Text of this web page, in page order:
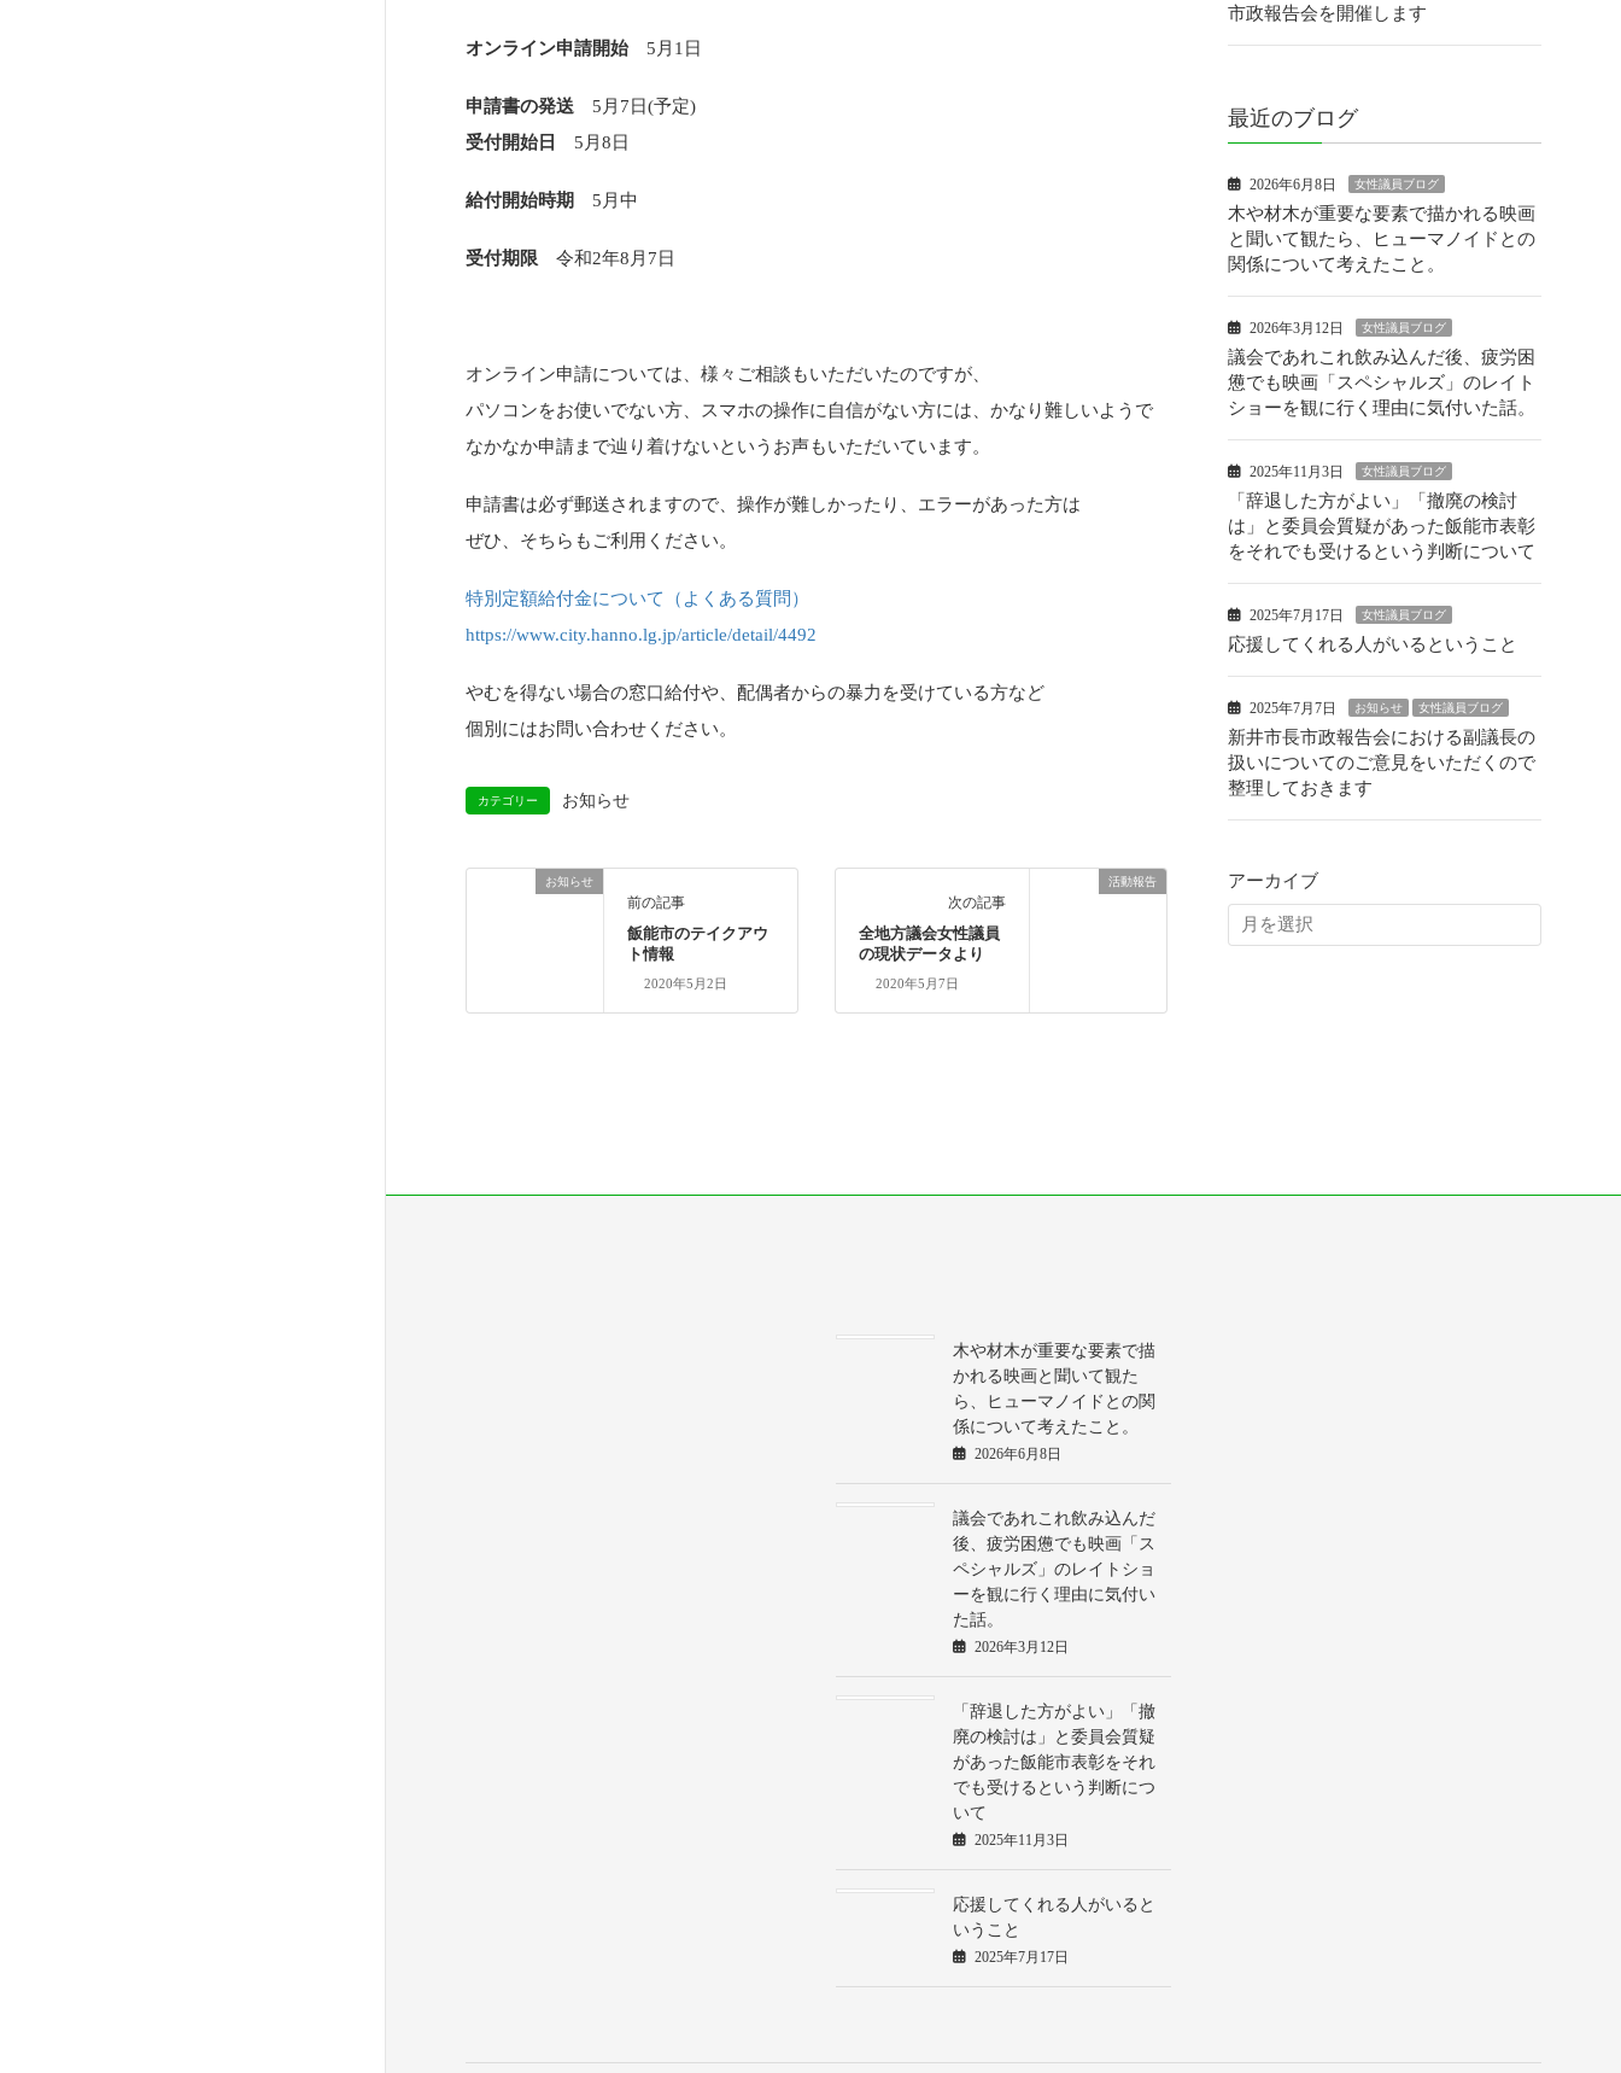
オンライン申請開始 5月1日
申請書の発送 5月7日(予定)
受付開始日
5月8日
給付開始時期 5月中
受付期限 令和2年8月7日
オンライン申請については、様々ご相談もいただいたのですが、
パソコンをお使いでない方、スマホの操作に自信がない方には、かなり難しいようで
なかなか申請まで辿り着けないというお声もいただいています。
申請書は必ず郵送されますので、操作が難しかったり、エラーがあった方は
ぜひ、そちらもご利用ください。
特別定額給付金について（よくある質問）
https://www.city.hanno.lg.jp/article/detail/4492
やむを得ない場合の窓口給付や、配偶者からの暴力を受けている方など
個別にはお問い合わせください。
カテゴリー お知らせ
お知らせ
前の記事
飯能市のテイクアウ
ト情報
2020年5月2日
活動報告
次の記事
全地方議会女性議員
の現状データより
2020年5月7日
市政報告会を開催します
最近のブログ
2026年6月8日 女性議員ブログ
木や材木が重要な要素で描かれる映画
と聞いて観たら、ヒューマノイドとの
関係について考えたこと。
2026年3月12日 女性議員ブログ
議会であれこれ飲み込んだ後、疲労困
憊でも映画「スペシャルズ」のレイト
ショーを観に行く理由に気付いた話。
2025年11月3日 女性議員ブログ
「辞退した方がよい」「撤廃の検討
は」と委員会質疑があった飯能市表彰
をそれでも受けるという判断について
2025年7月17日 女性議員ブログ
応援してくれる人がいるということ
2025年7月7日 お知らせ 女性議員ブログ
新井市長市政報告会における副議長の
扱いについてのご意見をいただくので
整理しておきます
アーカイブ
木や材木が重要な要素で描
かれる映画と聞いて観た
ら、ヒューマノイドとの関
係について考えたこと。
2026年6月8日
議会であれこれ飲み込んだ
後、疲労困憊でも映画「ス
ペシャルズ」のレイトショ
ーを観に行く理由に気付い
た話。
2026年3月12日
「辞退した方がよい」「撤
廃の検討は」と委員会質疑
があった飯能市表彰をそれ
でも受けるという判断につ
いて
2025年11月3日
応援してくれる人がいると
いうこと
2025年7月17日